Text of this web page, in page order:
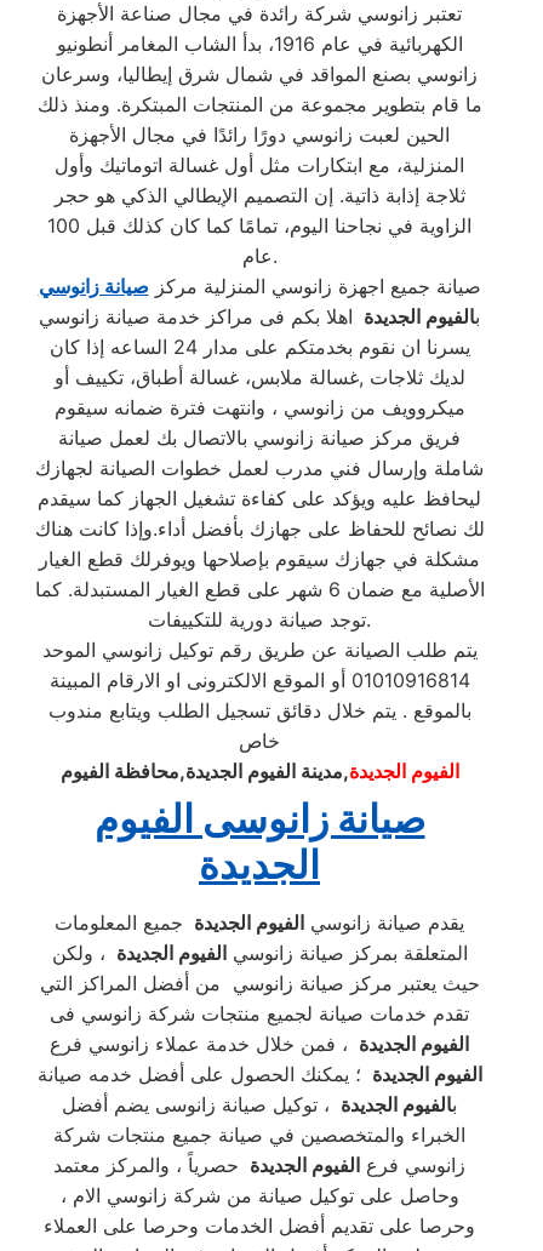
تعتبر زانوسي شركة رائدة في مجال صناعة الأجهزة
الكهربائية في عام 1916، بدأ الشاب المغامر أنطونيو
زانوسي بصنع المواقد في شمال شرق إيطاليا، وسرعان
ما قام بتطوير مجموعة من المنتجات المبتكرة. ومنذ ذلك
الحين لعبت زانوسي دورًا رائدًا في مجال الأجهزة
المنزلية، مع ابتكارات مثل أول غسالة اتوماتيك وأول
ثلاجة إذابة ذاتية. إن التصميم الإيطالي الذكي هو حجر
الزاوية في نجاحنا اليوم، تمامًا كما كان كذلك قبل 100
عام.
صيانة جميع اجهزة زانوسي المنزلية مركز صيانة زانوسي
بالفيوم الجديدة اهلا بكم فى مراكز خدمة صيانة زانوسي
يسرنا ان نقوم بخدمتكم على مدار 24 الساعه إذا كان
لديك ثلاجات ,غسالة ملابس، غسالة أطباق، تكييف أو
ميكروويف من زانوسي ، وانتهت فترة ضمانه سيقوم
فريق مركز صيانة زانوسي بالاتصال بك لعمل صيانة
شاملة وإرسال فني مدرب لعمل خطوات الصيانة لجهازك
ليحافظ عليه ويؤكد على كفاءة تشغيل الجهاز كما سيقدم
لك نصائح للحفاظ على جهازك بأفضل أداء.وإذا كانت هناك
مشكلة في جهازك سيقوم بإصلاحها ويوفرلك قطع الغيار
الأصلية مع ضمان 6 شهر على قطع الغيار المستبدلة. كما
توجد صيانة دورية للتكييفات.
يتم طلب الصيانة عن طريق رقم توكيل زانوسي الموحد
01010916814 أو الموقع الالكترونى او الارقام المبينة
بالموقع . يتم خلال دقائق تسجيل الطلب ويتابع مندوب
خاص
الفيوم الجديدة,مدينة الفيوم الجديدة,محافظة الفيوم
صيانة زانوسى الفيوم
الجديدة
يقدم صيانة زانوسي الفيوم الجديدة جميع المعلومات
المتعلقة بمركز صيانة زانوسيالفيوم الجديدة ، ولكن
حيث يعتبر مركز صيانة زانوسي من أفضل المراكز التي
تقدم خدمات صيانة لجميع منتجات شركة زانوسي فى
الفيوم الجديدة ، فمن خلال خدمة عملاء زانوسي فرع
الفيوم الجديدة ؛ يمكنك الحصول على أفضل خدمه صيانة
بالفيوم الجديدة ، توكيل صيانة زانوسى يضم أفضل
الخبراء والمتخصصين في صيانة جميع منتجات شركة
زانوسي فرع الفيوم الجديدة حصرياً ، والمركز معتمد
وحاصل على توكيل صيانة من شركة زانوسي الام ،
وحرصا على تقديم أفضل الخدمات وحرصا على العملاء